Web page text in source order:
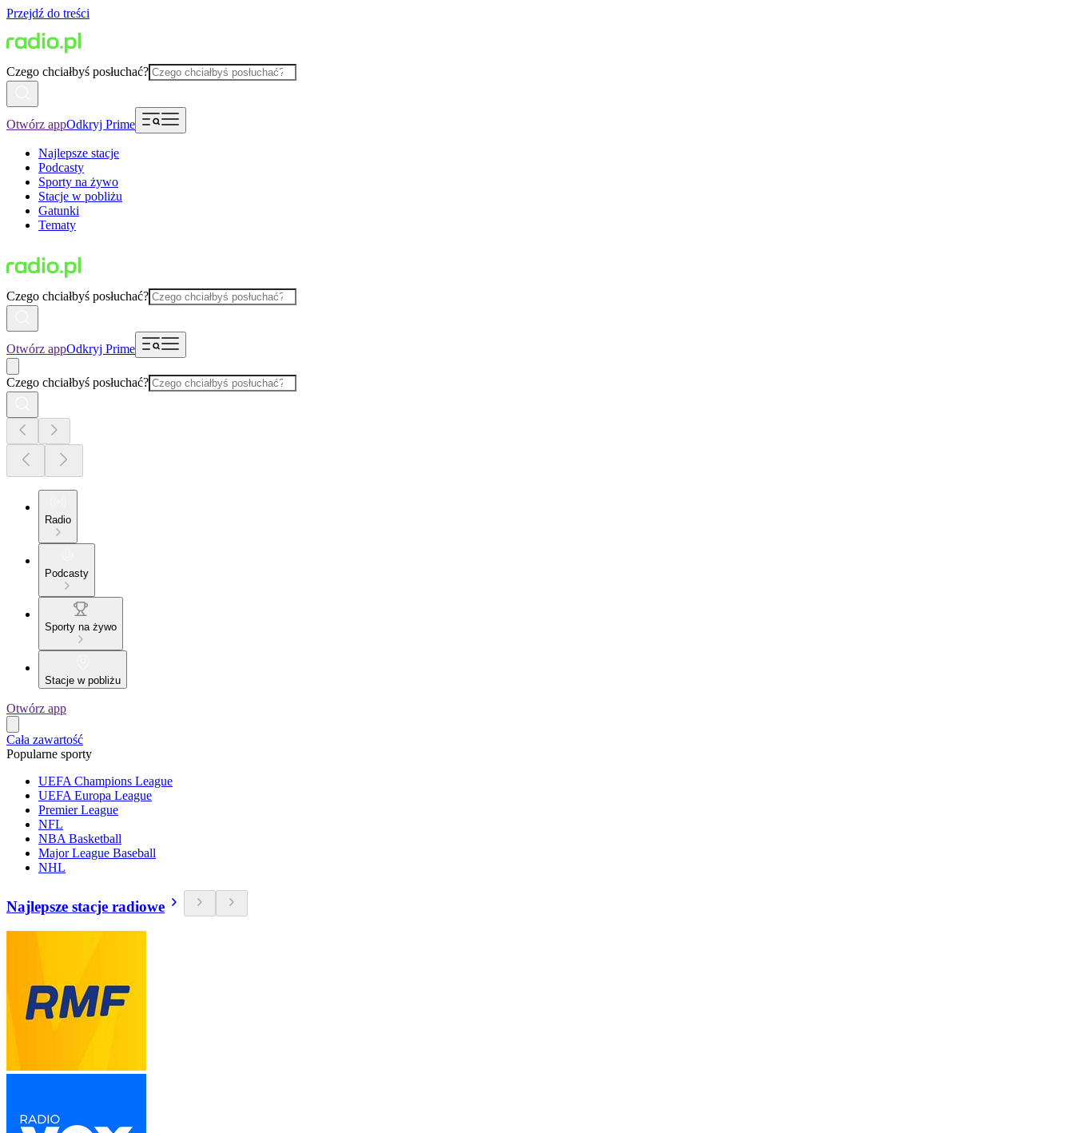
Przejdź do treści
Czego chciałbyś posłuchać?
Otwórz appOdkryj Prime
Najlepsze stacje
Podcasty
Sporty na żywo
Stacje w pobliżu
Gatunki
Tematy
Czego chciałbyś posłuchać?
Otwórz appOdkryj Prime
Czego chciałbyś posłuchać?
Radio
Podcasty
Sporty na żywo
Stacje w pobliżu
Otwórz app
Cała zawartość
Popularne sporty
UEFA Champions League
UEFA Europa League
Premier League
NFL
NBA Basketball
Major League Baseball
NHL
Najlepsze stacje radiowe